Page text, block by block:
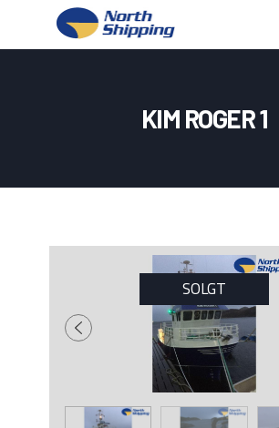
KIM ROGER 1
KONTAKT OSS
SOLGT